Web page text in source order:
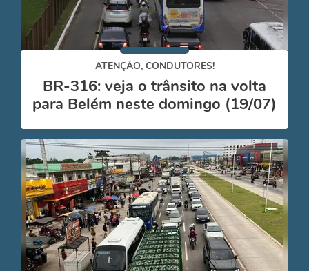
ATENÇÃO, CONDUTORES!
BR-316: veja o trânsito na volta
para Belém neste domingo (19/07)